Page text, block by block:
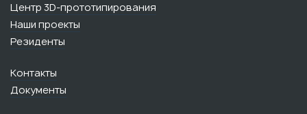
Центр 3D-прототипирования
Наши проекты
Резиденты
Контакты
Документы